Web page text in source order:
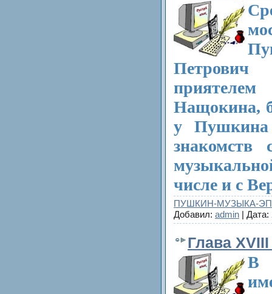
Нащокина,
у Пушкина
знакомств
числе и с
ПУШКИН-МУЗЫКА-
Добавил: admin | Дата:
Глава
В